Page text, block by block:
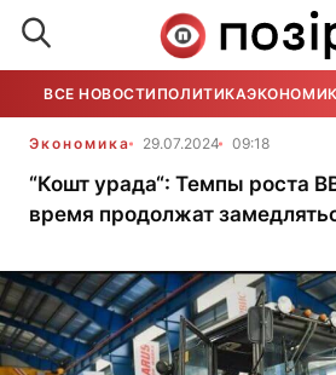
ВСЕ НОВОСТИ ПОЛИТИКА
Экономика 29.07.2024 09:18
“Кошт урада“: Темпы роста
время продолжат